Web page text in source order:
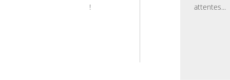
!
attentes...